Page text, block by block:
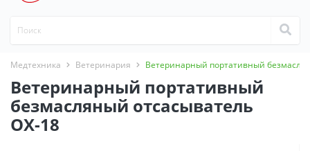
Медтехника Ветеринария Ветеринарный портативный
Ветеринарный портативный
безмасляный отсасыватель
ОХ-18